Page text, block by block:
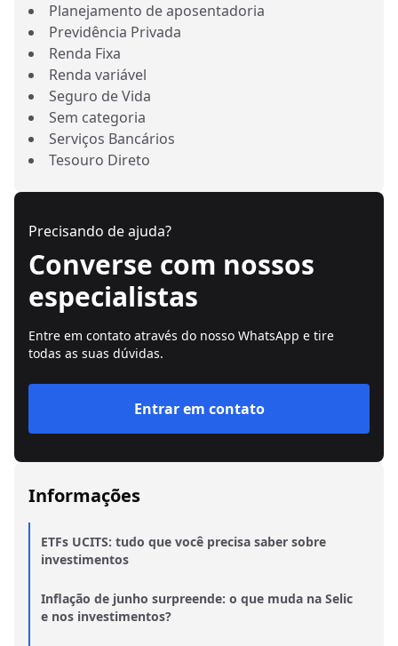
Planejamento de aposentadoria
Previdência Privada
Renda Fixa
Renda variável
Seguro de Vida
Sem categoria
Serviços Bancários
Tesouro Direto
Precisando de ajuda?
Converse com nossos
especialistas
Entre em contato através do nosso WhatsApp e tire
todas as suas dúvidas.
Entrar em contato
Informações
ETFs UCITS: tudo que você precisa saber sobre
investimentos
Inflação de junho surpreende: o que muda na Selic
e nos investimentos?